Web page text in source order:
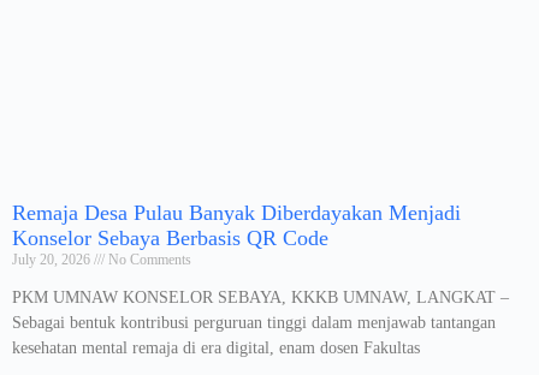
Remaja Desa Pulau Banyak Diberdayakan Menjadi
Konselor Sebaya Berbasis QR Code
July 20, 2026 No Comments
PKM UMNAW KONSELOR SEBAYA, KKKB UMNAW, LANGKAT –
Sebagai bentuk kontribusi perguruan tinggi dalam menjawab tantangan
kesehatan mental remaja di era digital, enam dosen Fakultas